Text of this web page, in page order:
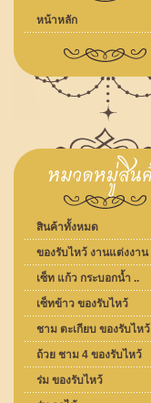
หน้าหลัก
สินค้าทั้งหมด
ของรับไหว้ งานแต่งงาน
เซ็ท แก้ว กระบอกน้ำ ..
เซ็ทข้าว ของรับไหว้
ชาม ตะเกียบ ของรับไหว้
ถ้วย ชาม 4 ของรับไหว้
ร่ม ของรับไหว้